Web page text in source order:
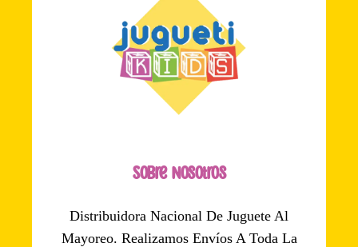
Sobre Nosotros
Distribuidora Nacional De Juguete Al
Mayoreo. Realizamos Envíos A Toda La